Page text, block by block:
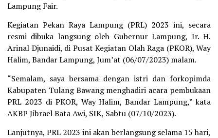
Lampung Fair.
Kegiatan Pekan Raya Lampung (PRL) 2023 ini, secara
resmi dibuka langsung oleh Gubernur Lampung, Ir. H.
Arinal Djunaidi, di Pusat Kegiatan Olah Raga (PKOR), Way
Halim, Bandar Lampung, Jum’at (06/07/2023) malam.
“Semalam, saya bersama dengan istri dan forkopimda
Kabupaten Tulang Bawang menghadiri acara pembukaan
PRL 2023 di PKOR, Way Halim, Bandar Lampung,” kata
AKBP Jibrael Bata Awi, SIK, Sabtu (07/10/2023).
Lanjutnya, PRL 2023 ini akan berlangsung selama 15 hari,